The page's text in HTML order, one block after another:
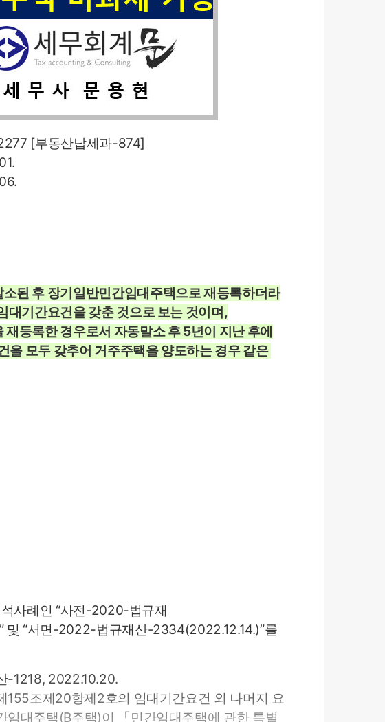
[부동산납세과-874]
된 후 장기일반민간임대주택으로 재등록하더라
대기간요건을 갖춘 것으로 보는 것이며,
등록한 경우로서 자동말소 후 5년이 지난 후에
모두 갖추어 거주주택을 양도하는 경우 같은
사례인 “사전-2020-법규재
및 “서면-2022-법규재산-2334(2022.12.14.)”를
1218, 2022.10.20.
155조제20항제2호의 임대기간요건 외 나머지 요
임대주택(B주택)이 「민간임대주택에 관한 특별